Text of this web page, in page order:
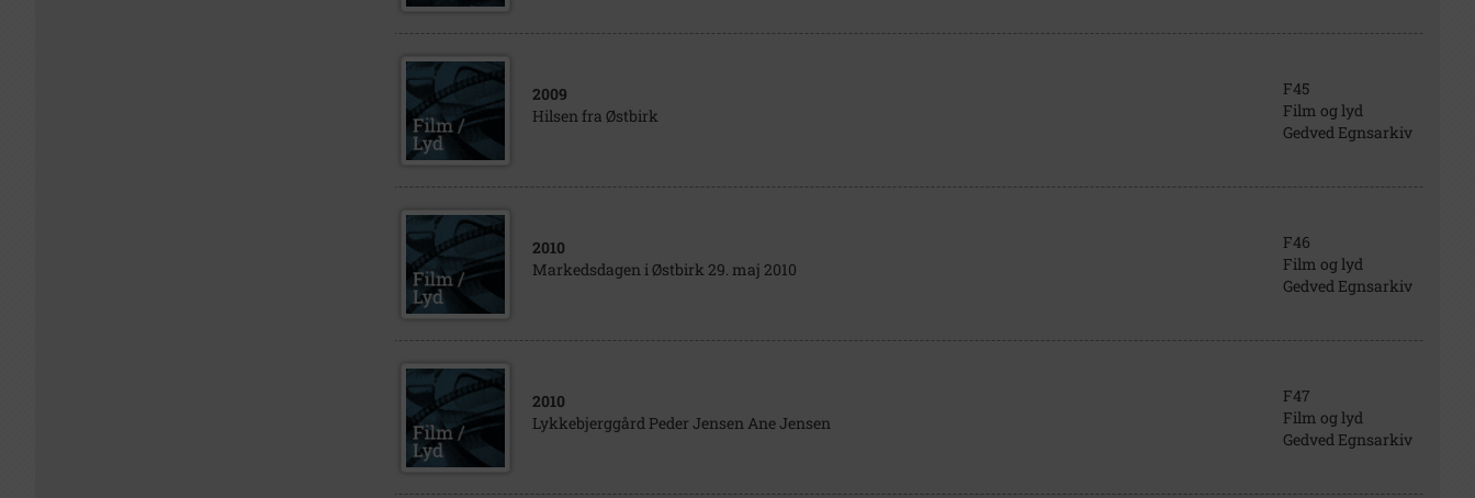
2009
Hilsen fra Østbirk
F45
Film og lyd
Gedved Egnsarkiv
2010
Markedsdagen i Østbirk 29. maj 2010
F46
Film og lyd
Gedved Egnsarkiv
2010
Lykkebjerggård Peder Jensen Ane Jensen
F47
Film og lyd
Gedved Egnsarkiv